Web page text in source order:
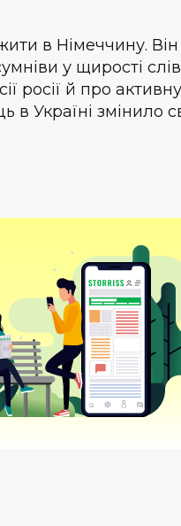
в Німеччину. Він
у щирості слів
росії й про активну
Україні змінило